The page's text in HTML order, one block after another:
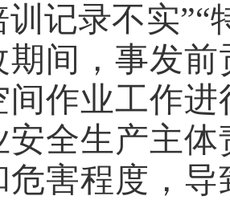
训记录不实”“
期间，事发
间作业工作
安全生产主
危害程度，